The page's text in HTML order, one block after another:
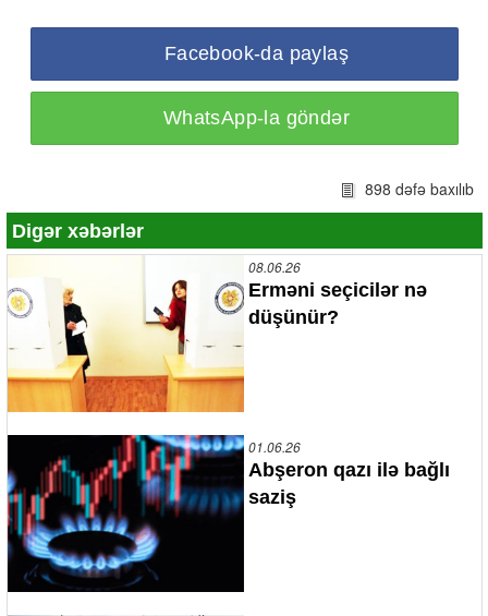
Facebook-da paylaş
WhatsApp-la göndər
898 dəfə baxılıb
Digər xəbərlər
08.06.26
Erməni seçicilər nə
düşünür?
01.06.26
Abşeron qazı ilə bağlı
saziş